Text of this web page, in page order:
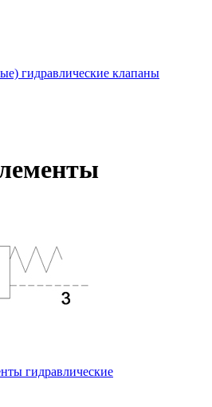
гидравлические клапаны
гидравлические